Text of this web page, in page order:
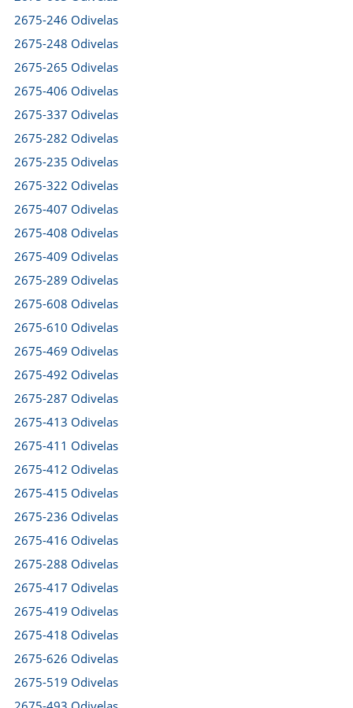
2675-246 Odivelas
2675-248 Odivelas
2675-265 Odivelas
2675-406 Odivelas
2675-337 Odivelas
2675-282 Odivelas
2675-235 Odivelas
2675-322 Odivelas
2675-407 Odivelas
2675-408 Odivelas
2675-409 Odivelas
2675-289 Odivelas
2675-608 Odivelas
2675-610 Odivelas
2675-469 Odivelas
2675-492 Odivelas
2675-287 Odivelas
2675-413 Odivelas
2675-411 Odivelas
2675-412 Odivelas
2675-415 Odivelas
2675-236 Odivelas
2675-416 Odivelas
2675-288 Odivelas
2675-417 Odivelas
2675-419 Odivelas
2675-418 Odivelas
2675-626 Odivelas
2675-519 Odivelas